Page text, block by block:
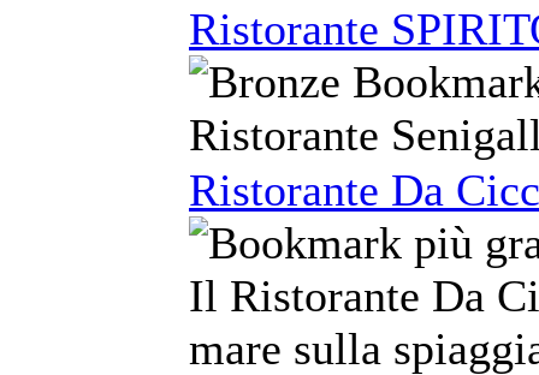
Ristorante
Ristorante
Ristorante Da
Il Ristorante Da
mare sulla